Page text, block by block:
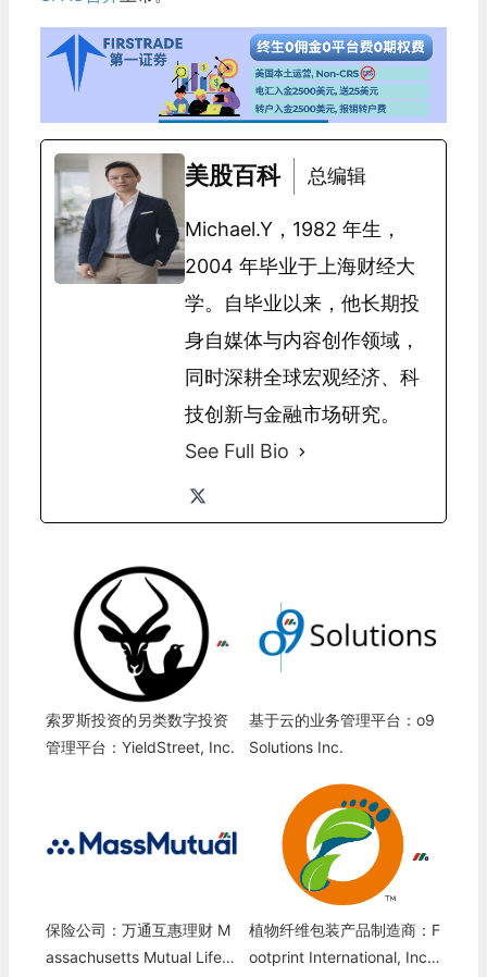
美股百科 总编辑
Michael.Y，1982 年生，
2004 年毕业于上海财经大
学。自毕业以来，他长期投
身自媒体与内容创作领域，
同时深耕全球宏观经济、科
技创新与金融市场研究。
See Full Bio
索罗斯投资的另类数字投资
管理平台：YieldStreet, Inc.
基于云的业务管理平台：o9
Solutions Inc.
保险公司：万通互惠理财 M
assachusetts Mutual Life I
植物纤维包装产品制造商：F
ootprint International, Inc.